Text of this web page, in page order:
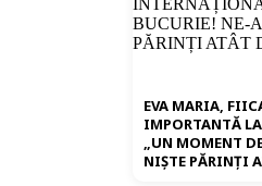
EVA MARIA,
IMPORTANTĂ
„UN MOMENT
NIȘTE PĂRINȚI